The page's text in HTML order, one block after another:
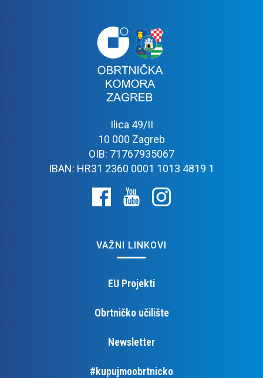
Ilica 49/II
10 000 Zagreb
OIB: 71767935067
IBAN: HR31 2360 0001 1013 4819 1
VAŽNI LINKOVI
EU Projekti
Obrtničko učilište
Newsletter
#kupujmoobrtnicko